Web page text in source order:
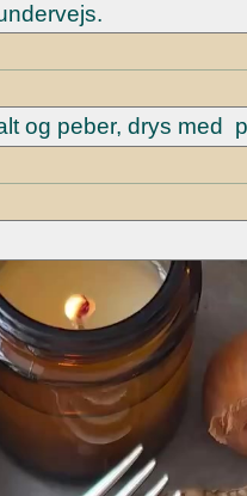
og peber, drys med